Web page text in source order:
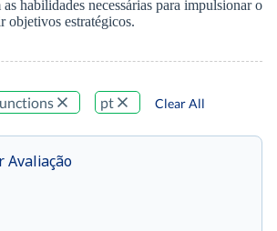
as habilidades necessárias para impulsionar o
objetivos estratégicos.
pt Clear All
Avaliação